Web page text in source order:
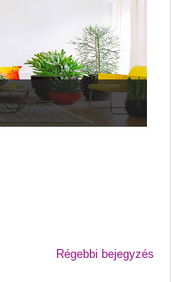
Régebbi bejegyzés